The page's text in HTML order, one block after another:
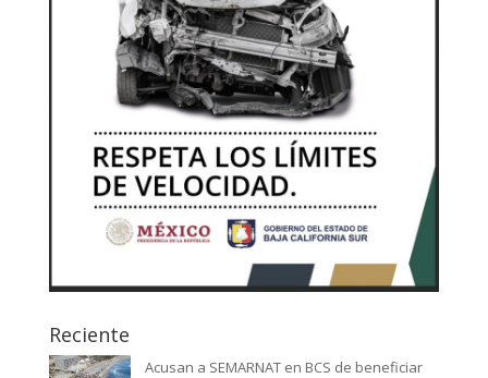
Reciente
Acusan a SEMARNAT en BCS de beneficiar